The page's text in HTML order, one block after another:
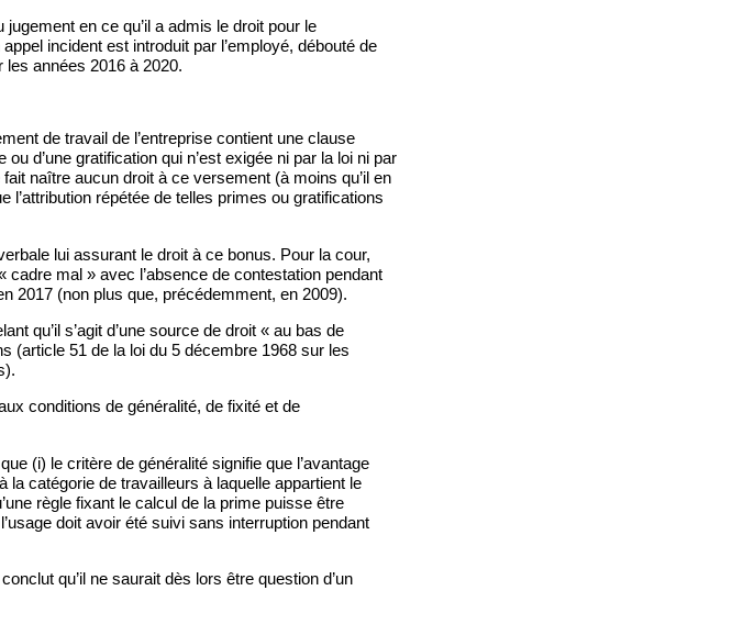
en ce qu’il a admis le droit pour le
incident est introduit par l’employé, débouté de
années 2016 à 2020.
de travail de l’entreprise contient une clause
d’une gratification qui n’est exigée ni par la loi ni par
naître aucun droit à ce versement (à moins qu’il en
répétée de telles primes ou gratifications
lui assurant le droit à ce bonus. Pour la cour,
cadre mal » avec l’absence de contestation pendant
2017 (non plus que, précédemment, en 2009).
qu’il s’agit d’une source de droit « au bas de
(article 51 de la loi du 5 décembre 1968 sur les
conditions de généralité, de fixité et de
(i) le critère de généralité signifie que l’avantage
la catégorie de travailleurs à laquelle appartient le
règle fixant le calcul de la prime puisse être
doit avoir été suivi sans interruption pendant
qu’il ne saurait dès lors être question d’un